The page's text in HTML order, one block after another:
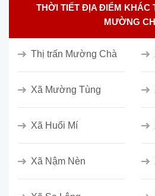
THỜI TIẾT ĐỊA ĐIỂM KHÁC
MƯỜNG
Thị trấn Mường Chà
Xã Mường Tùng
Xã Huổi Mí
Xã Nậm Nèn